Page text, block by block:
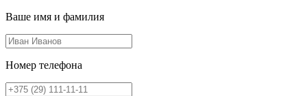
Ваше имя и фамилия
Номер телефона